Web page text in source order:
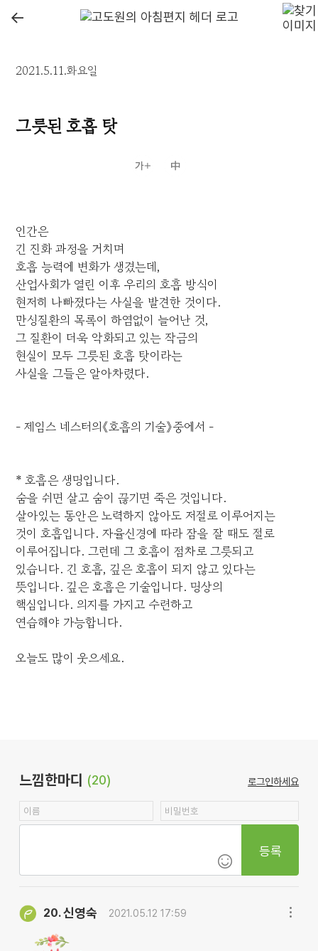
←
2021.5.11.화요일
그릇된 호흡 탓
인간은
긴 진화 과정을 거치며
호흡 능력에 변화가 생겼는데,
산업사회가 열린 이후 우리의 호흡 방식이
현저히 나빠졌다는 사실을 발견한 것이다.
만성질환의 목록이 하염없이 늘어난 것,
그 질환이 더욱 악화되고 있는 작금의
현실이 모두 그릇된 호흡 탓이라는
사실을 그들은 알아차렸다.
- 제임스 네스터의《호흡의 기술》중에서 -
* 호흡은 생명입니다.
숨을 쉬면 살고 숨이 끊기면 죽은 것입니다.
살아있는 동안은 노력하지 않아도 저절로 이루어지는
것이 호흡입니다. 자율신경에 따라 잠을 잘 때도 절로
이루어집니다. 그런데 그 호흡이 점차로 그릇되고
있습니다. 긴 호흡, 깊은 호흡이 되지 않고 있다는
뜻입니다. 깊은 호흡은 기술입니다. 명상의
핵심입니다. 의지를 가지고 수련하고
연습해야 가능합니다.
오늘도 많이 웃으세요.
느낌한마디 (20) 로그인하세요
등록
20.신영숙 2021.05.12 17:59